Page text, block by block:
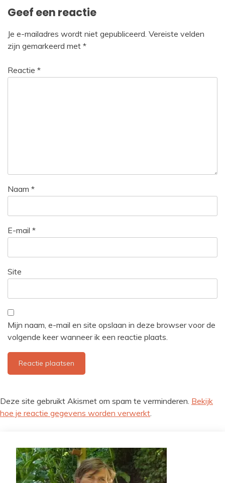
Geef een reactie
Je e-mailadres wordt niet gepubliceerd. Vereiste velden
zijn gemarkeerd met *
Reactie *
Naam *
E-mail *
Site
Mijn naam, e-mail en site opslaan in deze browser voor de
volgende keer wanneer ik een reactie plaats.
Deze site gebruikt Akismet om spam te verminderen. Bekijk
hoe je reactie gegevens worden verwerkt